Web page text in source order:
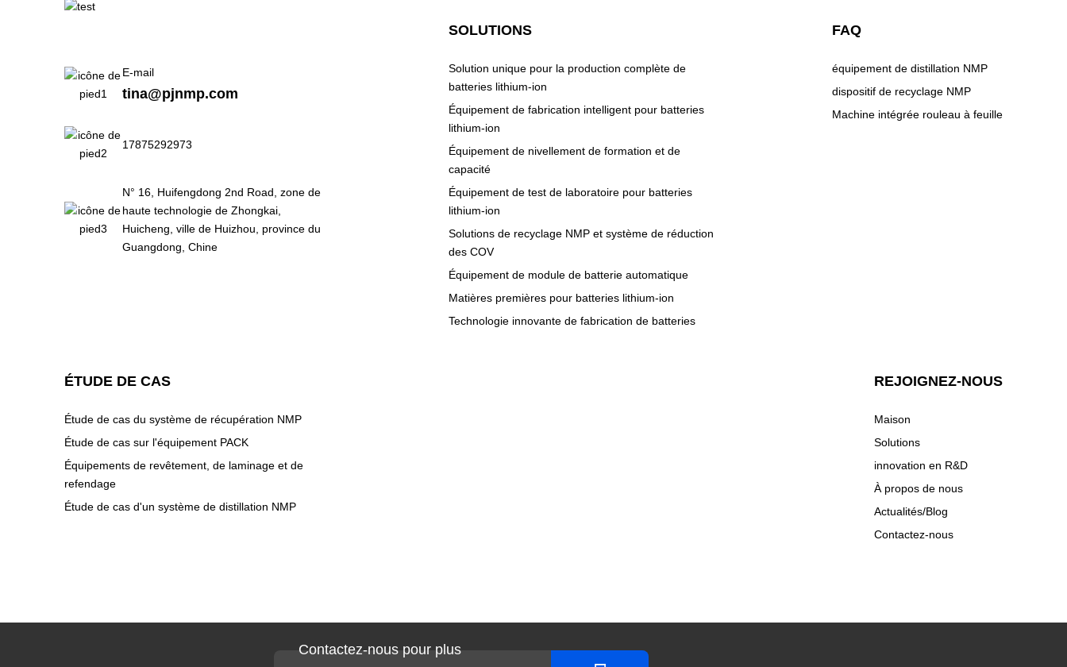
E-mail
tina@pjnmp.com
17875292973
N° 16, Huifengdong 2nd Road, zone de
haute technologie de Zhongkai,
Huicheng, ville de Huizhou, province du
Guangdong, Chine
SOLUTIONS
Solution unique pour la production complète de
batteries lithium-ion
Équipement de fabrication intelligent pour batteries
lithium-ion
Équipement de nivellement de formation et de
capacité
Équipement de test de laboratoire pour batteries
lithium-ion
Solutions de recyclage NMP et système de réduction
des COV
Équipement de module de batterie automatique
Matières premières pour batteries lithium-ion
Technologie innovante de fabrication de batteries
FAQ
équipement de distillation NMP
dispositif de recyclage NMP
Machine intégrée rouleau à feuille
ÉTUDE DE CAS
Étude de cas du système de récupération NMP
Étude de cas sur l'équipement PACK
Équipements de revêtement, de laminage et de
refendage
Étude de cas d'un système de distillation NMP
REJOIGNEZ-NOUS
Maison
Solutions
innovation en R&D
À propos de nous
Actualités/Blog
Contactez-nous
Contactez-nous pour plus